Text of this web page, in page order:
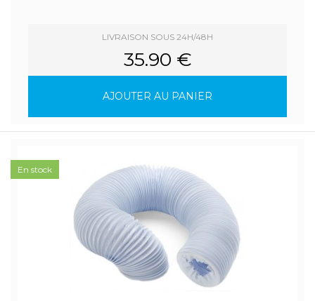
LIVRAISON SOUS 24H/48H
35.90 €
AJOUTER AU PANIER
En stock